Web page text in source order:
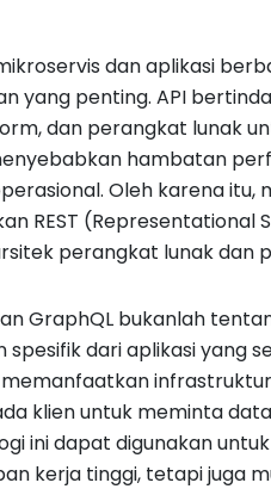
dan aplikasi
yang penting. API
dan perangkat lunak
hambatan
Oleh karena
REST
perangkat lunak dan
GraphQL bukanlah
dari aplikasi yang
klien untuk meminta
ini dapat digunakan
kerja tinggi, tetapi juga